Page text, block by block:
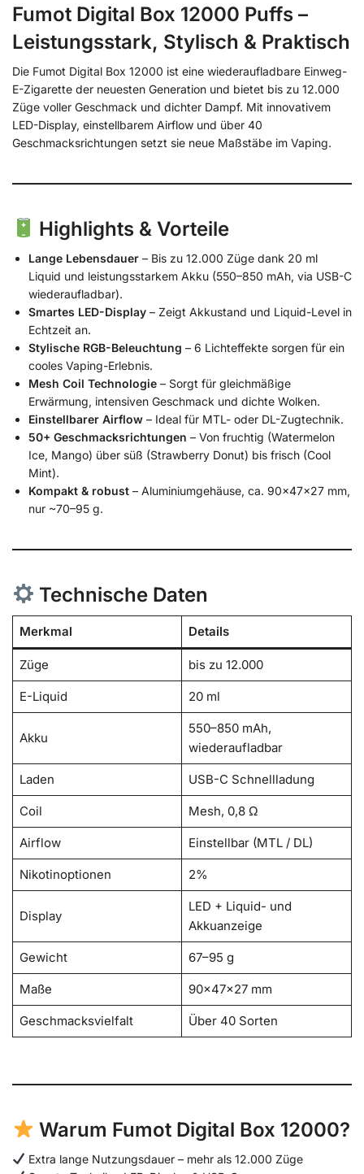
Fumot Digital Box 12000 Puffs –
Leistungsstark, Stylisch & Praktisch
Die Fumot Digital Box 12000 ist eine wiederaufladbare Einweg-
E-Zigarette der neuesten Generation und bietet bis zu 12.000
Züge voller Geschmack und dichter Dampf. Mit innovativem
LED-Display, einstellbarem Airflow und über 40
Geschmacksrichtungen setzt sie neue Maßstäbe im Vaping.
Highlights & Vorteile
Lange Lebensdauer – Bis zu 12.000 Züge dank 20 ml
Liquid und leistungsstarkem Akku (550–850 mAh, via USB-C
wiederaufladbar).
Smartes LED-Display – Zeigt Akkustand und Liquid-Level in
Echtzeit an.
Stylische RGB-Beleuchtung – 6 Lichteffekte sorgen für ein
cooles Vaping-Erlebnis.
Mesh Coil Technologie – Sorgt für gleichmäßige
Erwärmung, intensiven Geschmack und dichte Wolken.
Einstellbarer Airflow – Ideal für MTL- oder DL-Zugtechnik.
50+ Geschmacksrichtungen – Von fruchtig (Watermelon
Ice, Mango) über süß (Strawberry Donut) bis frisch (Cool
Mint).
Kompakt & robust – Aluminiumgehäuse, ca. 90×47×27 mm,
nur ~70–95 g.
Technische Daten
Merkmal Details
Züge bis zu 12.000
E-Liquid 20 ml
Akku
550–850 mAh,
wiederaufladbar
Laden USB-C Schnellladung
Coil Mesh, 0,8 Ω
Airflow Einstellbar (MTL / DL)
Nikotinoptionen 2%
Display
LED + Liquid- und
Akkuanzeige
Gewicht 67–95 g
Maße 90×47×27 mm
Geschmacksvielfalt Über 40 Sorten
Warum Fumot Digital Box 12000?
Extra lange Nutzungsdauer – mehr als 12.000 Züge